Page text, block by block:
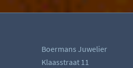
Boermans Juwelier
Klaasstraat 11